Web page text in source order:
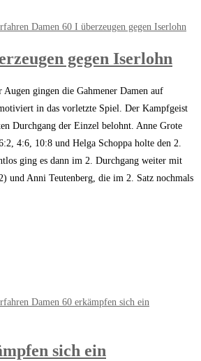
gegen Iserlohn
Augen gingen die Gahmener Damen auf
in das vorletzte Spiel. Der Kampfgeist
Durchgang der Einzel belohnt. Anne Grote
4:6, 10:8 und Helga Schoppa holte den 2.
ging es dann im 2. Durchgang weiter mit
und Anni Teutenberg, die im 2. Satz nochmals
sich ein